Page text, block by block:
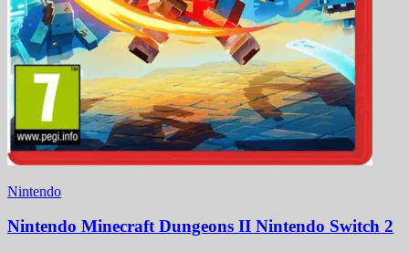
Nintendo
Nintendo Minecraft Dungeons II Nintendo Switch 2